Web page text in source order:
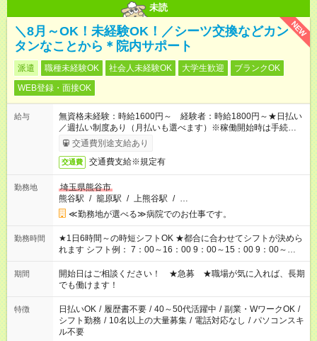
未読
NEW
＼8月～OK！未経験OK！／シーツ交換などカン
タンなことから＊院内サポート
派遣 職種未経験OK 社会人未経験OK 大学生歓迎
ブランクOK
WEB登録・面接OK
給与
無資格未経験：時給1600円～ 経験者：時給1800円～★日払い
／週払い制度あり（月払いも選べます）※稼働開始時は手続き完
了次第のお支払いとなります。
交通費別途支給あり
交通費 交通費支給※規定有
勤務地
埼玉県熊谷市
熊谷駅 / 籠原駅 / 上熊谷駅 / …
≪勤務地が選べる≫病院でのお仕事です。
勤務時間
★1日6時間～の時短シフトOK ★都合に合わせてシフトが決めら
れます シフト例： 7：00～16：00 9：00～15：00 9：00～
18：00 11：00～20：00 など ※Wワークの場合、他のお仕事と
合わせ週40時間超の就業はご案内できません ※法令に基づき、
週20時間以上勤務は社会保険への加入対象となります ※労働者
派遣法（日雇い派遣の原則禁止）により、短時間・短期間の就
業はご案内が難しい場合があります
期間
開始日はご相談ください！ ★急募 ★職場が気に入れば、長期
でも働けます！
特徴 日払いOK / 履歴書不要 / 40～50代活躍中 / 副業・WワークOK /
シフト勤務 / 10名以上の大量募集 / 電話対応なし / パソコンスキ
ル不要